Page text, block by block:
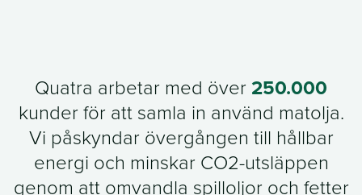
Quatra arbetar med över 250.000
kunder för att samla in använd matolja.
Vi påskyndar övergången till hållbar
energi och minskar CO2-utsläppen
genom att omvandla spilloljor och fetter